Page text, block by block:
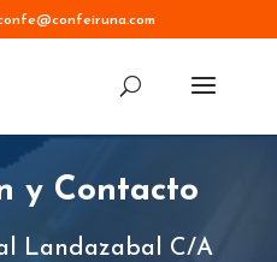
y Contacto
Landazabal C/A